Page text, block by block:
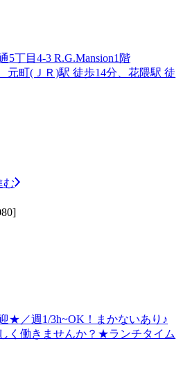
5丁目4-3 R.G.Mansion1階
元町(ＪＲ)駅 徒歩14分、花隈駅 徒
む
★／週1/3h~OK！まかないあり♪
く働きませんか？★ランチタイム